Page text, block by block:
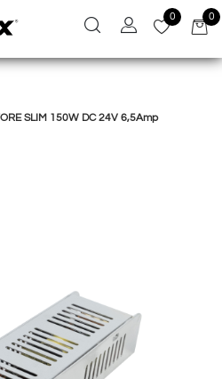
0 0
SLIM 150W DC 24V 6,5Amp